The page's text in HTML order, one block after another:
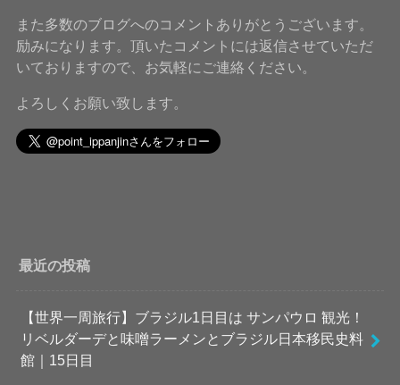
また多数のブログへのコメントありがとうございます。
励みになります。頂いたコメントには返信させていただ
いておりますので、お気軽にご連絡ください。
よろしくお願い致します。
最近の投稿
【世界一周旅行】ブラジル1日目は サンパウロ 観光！
リベルダーデと味噌ラーメンとブラジル日本移民史料
館｜15日目